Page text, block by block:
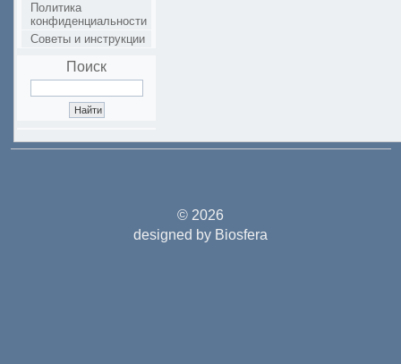
Политика
конфиденциальности
Советы и инструкции
Поиск
© 2026
designed by Biosfera